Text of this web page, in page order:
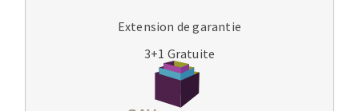
Extension de garantie
3+1 Gratuite